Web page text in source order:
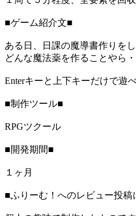
■ゲーム紹介文■
ある日、日課の魔導書作りを
どんな魔法薬を作ることやら・
Enterキーと上下キーだけで遊べ
■制作ツール■
RPGツクール
■開発期間■
１ヶ月
■ふりーむ！へのレビュー投稿